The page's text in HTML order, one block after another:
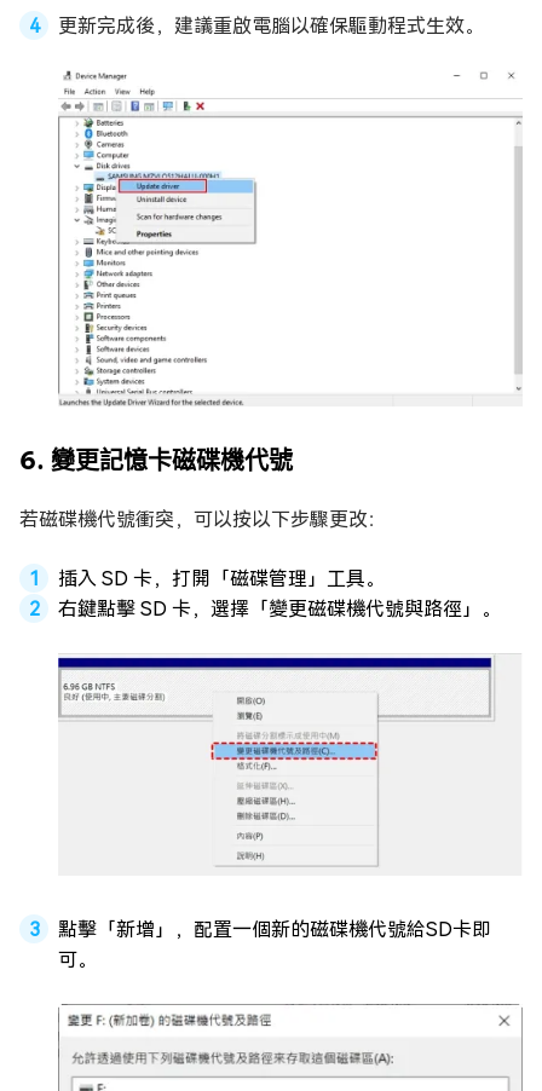
更新完成後，建議重啟電腦以確保驅動程式生效。
6. 變更記憶卡磁碟機代號
若磁碟機代號衝突，可以按以下步驟更改：
插入 SD 卡，打開「磁碟管理」工具。
右鍵點擊 SD 卡，選擇「變更磁碟機代號與路徑」。
點擊「新增」，配置一個新的磁碟機代號給SD卡即
可。